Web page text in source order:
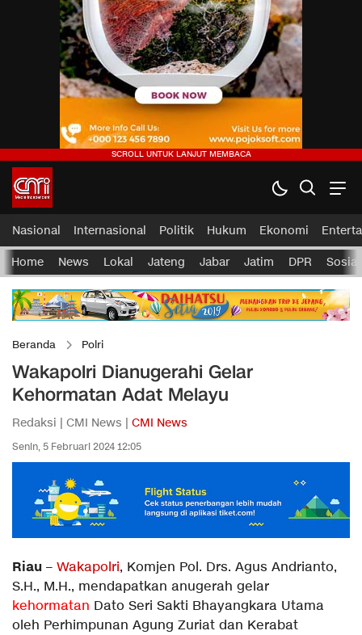
Nasional Internasional Politik Hukum Ekonomi
Home News Lokal Jateng Jabar Jatim DPR Sosial
Beranda Polri
Wakapolri Dianugerahi Gelar
Kehormatan Adat Melayu
Redaksi | CMI News | CMI News
Senin, 5 Februari 2024 12:05
Riau – Wakapolri, Komjen Pol. Drs. Agus Andrianto,
S.H., M.H., mendapatkan anugerah gelar
kehormatan Dato Seri Sakti Bhayangkara Utama
oleh Perhimpunan Agung Zuriat dan Kerabat